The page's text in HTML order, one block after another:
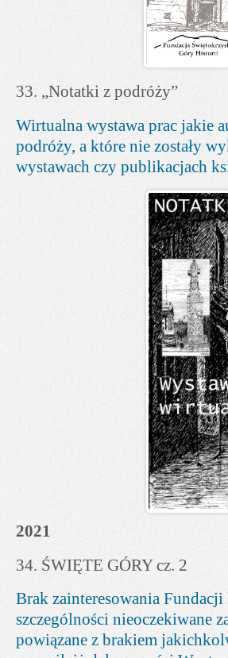
33. „Notatki z podróży”
Wirtualna wystawa prac jakie
podróży, a które nie zostały
wystawach czy publikacjach
2021
34. ŚWIĘTE GÓRY cz. 2
Brak zainteresowania
szczególności nieoczekiwane
powiązane z brakiem